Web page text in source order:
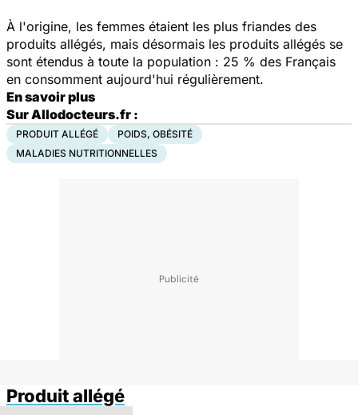
À l'origine, les femmes étaient les plus friandes des
produits allégés, mais désormais les produits allégés se
sont étendus à toute la population : 25 % des Français
en consomment aujourd'hui régulièrement.
En savoir plus
Sur Allodocteurs.fr :
PRODUIT ALLÉGÉ
POIDS, OBÉSITÉ
MALADIES NUTRITIONNELLES
Produit allégé